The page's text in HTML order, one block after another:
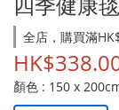
全店，購買滿
顏色 : 150 x